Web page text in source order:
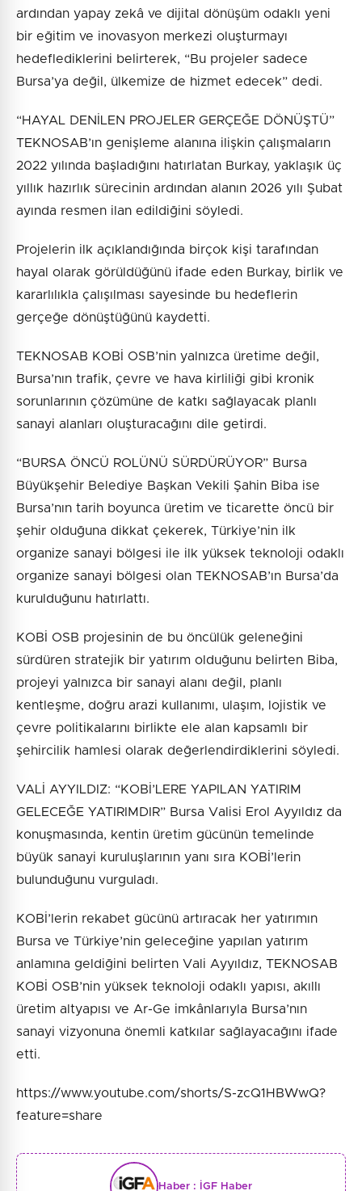
ardından yapay zekâ ve dijital dönüşüm odaklı yeni
bir eğitim ve inovasyon merkezi oluşturmayı
hedeflediklerini belirterek, “Bu projeler sadece
Bursa’ya değil, ülkemize de hizmet edecek” dedi.
“HAYAL DENİLEN PROJELER GERÇEĞE DÖNÜŞTÜ”
TEKNOSAB’ın genişleme alanına ilişkin çalışmaların
2022 yılında başladığını hatırlatan Burkay, yaklaşık üç
yıllık hazırlık sürecinin ardından alanın 2026 yılı Şubat
ayında resmen ilan edildiğini söyledi.
Projelerin ilk açıklandığında birçok kişi tarafından
hayal olarak görüldüğünü ifade eden Burkay, birlik ve
kararlılıkla çalışılması sayesinde bu hedeflerin
gerçeğe dönüştüğünü kaydetti.
TEKNOSAB KOBİ OSB’nin yalnızca üretime değil,
Bursa’nın trafik, çevre ve hava kirliliği gibi kronik
sorunlarının çözümüne de katkı sağlayacak planlı
sanayi alanları oluşturacağını dile getirdi.
“BURSA ÖNCÜ ROLÜNÜ SÜRDÜRÜYOR” Bursa
Büyükşehir Belediye Başkan Vekili Şahin Biba ise
Bursa’nın tarih boyunca üretim ve ticarette öncü bir
şehir olduğuna dikkat çekerek, Türkiye’nin ilk
organize sanayi bölgesi ile ilk yüksek teknoloji odaklı
organize sanayi bölgesi olan TEKNOSAB’ın Bursa’da
kurulduğunu hatırlattı.
KOBİ OSB projesinin de bu öncülük geleneğini
sürdüren stratejik bir yatırım olduğunu belirten Biba,
projeyi yalnızca bir sanayi alanı değil, planlı
kentleşme, doğru arazi kullanımı, ulaşım, lojistik ve
çevre politikalarını birlikte ele alan kapsamlı bir
şehircilik hamlesi olarak değerlendirdiklerini söyledi.
VALİ AYYILDIZ: “KOBİ’LERE YAPILAN YATIRIM
GELECEĞE YATIRIMDIR” Bursa Valisi Erol Ayyıldız da
konuşmasında, kentin üretim gücünün temelinde
büyük sanayi kuruluşlarının yanı sıra KOBİ’lerin
bulunduğunu vurguladı.
KOBİ’lerin rekabet gücünü artıracak her yatırımın
Bursa ve Türkiye’nin geleceğine yapılan yatırım
anlamına geldiğini belirten Vali Ayyıldız, TEKNOSAB
KOBİ OSB’nin yüksek teknoloji odaklı yapısı, akıllı
üretim altyapısı ve Ar-Ge imkânlarıyla Bursa’nın
sanayi vizyonuna önemli katkılar sağlayacağını ifade
etti.
https://www.youtube.com/shorts/S-zcQ1HBWwQ?
feature=share
Haber : İGF Haber